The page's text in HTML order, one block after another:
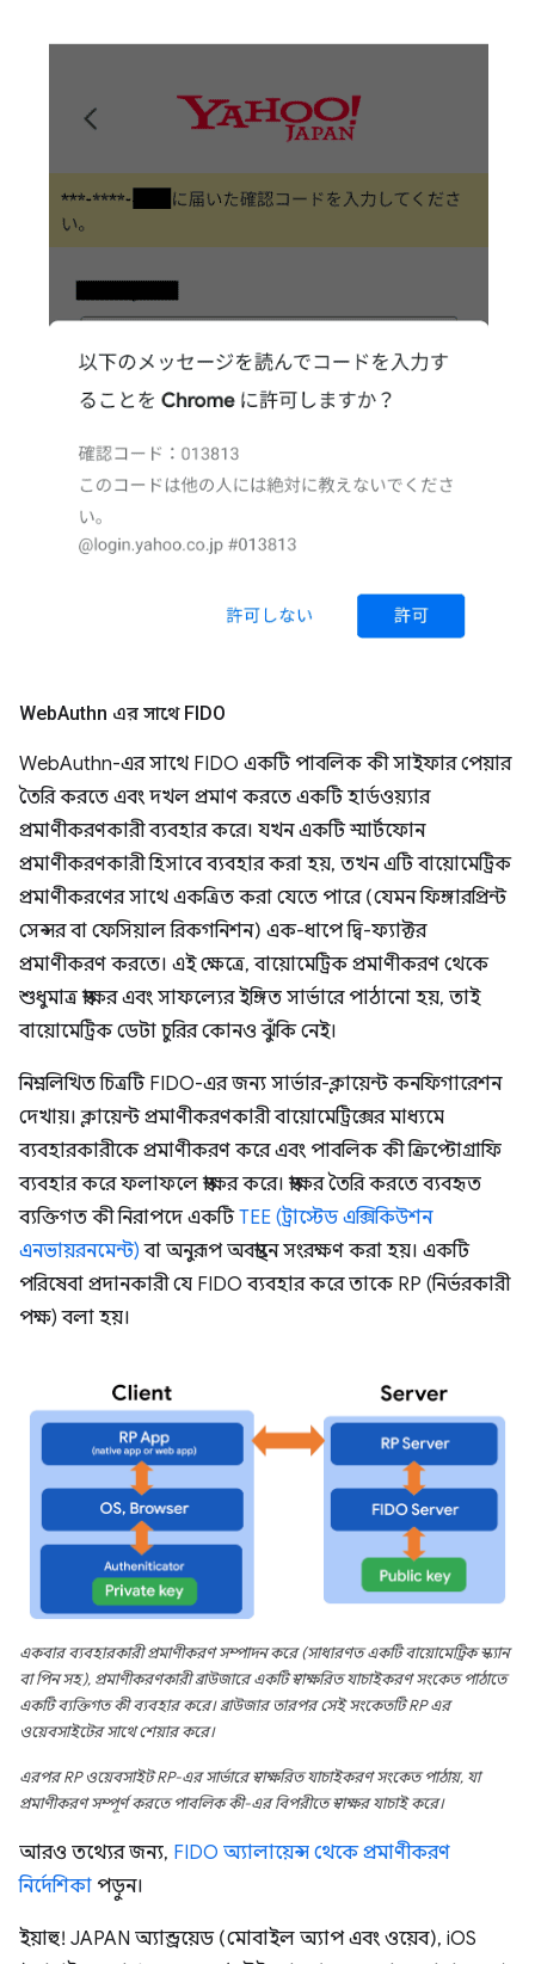
WebAuthn এর সাথে FIDO
WebAuthn-এর সাথে FIDO একটি পাবলিক কী সাইফার পেয়ার
তৈরি করতে এবং দখল প্রমাণ করতে একটি হার্ডওয়্যার
প্রমাণীকরণকারী ব্যবহার করে। যখন একটি স্মার্টফোন
প্রমাণীকরণকারী হিসাবে ব্যবহার করা হয়, তখন এটি বায়োমেট্রিক
প্রমাণীকরণের সাথে একত্রিত করা যেতে পারে (যেমন ফিঙ্গারপ্রিন্ট
সেন্সর বা ফেসিয়াল রিকগনিশন) এক-ধাপে দ্বি-ফ্যাক্টর
প্রমাণীকরণ করতে। এই ক্ষেত্রে, বায়োমেট্রিক প্রমাণীকরণ থেকে
শুধুমাত্র স্বাক্ষর এবং সাফল্যের ইঙ্গিত সার্ভারে পাঠানো হয়, তাই
বায়োমেট্রিক ডেটা চুরির কোনও ঝুঁকি নেই।
নিম্নলিখিত চিত্রটি FIDO-এর জন্য সার্ভার-ক্লায়েন্ট কনফিগারেশন
দেখায়। ক্লায়েন্ট প্রমাণীকরণকারী বায়োমেট্রিক্সের মাধ্যমে
ব্যবহারকারীকে প্রমাণীকরণ করে এবং পাবলিক কী ক্রিপ্টোগ্রাফি
ব্যবহার করে ফলাফলে স্বাক্ষর করে। স্বাক্ষর তৈরি করতে ব্যবহৃত
ব্যক্তিগত কী নিরাপদে একটিTEE (ট্রাস্টেড এক্সিকিউশন
এনভায়রনমেন্ট) বা অনুরূপ অবস্থানে সংরক্ষণ করা হয়। একটি
পরিষেবা প্রদানকারী যে FIDO ব্যবহার করে তাকে RP (নির্ভরকারী
পক্ষ) বলা হয়।
একবার ব্যবহারকারী প্রমাণীকরণ সম্পাদন করে (সাধারণত একটি বায়োমেট্রিক স্ক্যান
বা পিন সহ), প্রমাণীকরণকারী ব্রাউজারে একটি স্বাক্ষরিত যাচাইকরণ সংকেত পাঠাতে
একটি ব্যক্তিগত কী ব্যবহার করে। ব্রাউজার তারপর সেই সংকেতটি RP এর
ওয়েবসাইটের সাথে শেয়ার করে।
এরপর RP ওয়েবসাইট RP-এর সার্ভারে স্বাক্ষরিত যাচাইকরণ সংকেত পাঠায়, যা
প্রমাণীকরণ সম্পূর্ণ করতে পাবলিক কী-এর বিপরীতে স্বাক্ষর যাচাই করে।
আরও তথ্যের জন্য, FIDO অ্যালায়েন্স থেকে প্রমাণীকরণ
নির্দেশিকা পড়ুন।
ইয়াহু! JAPAN অ্যান্ড্রয়েড (মোবাইল অ্যাপ এবং ওয়েব), iOS